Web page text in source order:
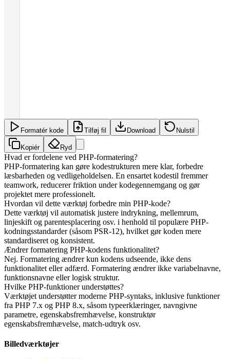
Formatér kode Tilføj fil Download Nulstil
Kopiér Ryd
Hvad er fordelene ved PHP-formatering?
PHP-formatering kan gøre kodestrukturen mere klar, forbedre
læsbarheden og vedligeholdelsen. En ensartet kodestil fremmer
teamwork, reducerer friktion under kodegennemgang og gør
projektet mere professionelt.
Hvordan vil dette værktøj forbedre min PHP-kode?
Dette værktøj vil automatisk justere indrykning, mellemrum,
linjeskift og parentesplacering osv. i henhold til populære PHP-
kodningsstandarder (såsom PSR-12), hvilket gør koden mere
standardiseret og konsistent.
Ændrer formatering PHP-kodens funktionalitet?
Nej. Formatering ændrer kun kodens udseende, ikke dens
funktionalitet eller adfærd. Formatering ændrer ikke variabelnavne,
funktionsnavne eller logisk struktur.
Hvilke PHP-funktioner understøttes?
Værktøjet understøtter moderne PHP-syntaks, inklusive funktioner
fra PHP 7.x og PHP 8.x, såsom typeerklæringer, navngivne
parametre, egenskabsfremhævelse, konstruktør
egenskabsfremhævelse, match-udtryk osv.
Billedværktøjer